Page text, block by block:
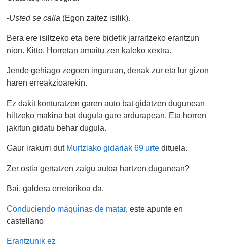
-Usted se calla (Egon zaitez isilik).
Bera ere isiltzeko eta bere bidetik jarraitzeko erantzun
nion. Kitto. Horretan amaitu zen kaleko xextra.
Jende gehiago zegoen inguruan, denak zur eta lur gizon
haren erreakzioarekin.
Ez dakit konturatzen garen auto bat gidatzen dugunean
hiltzeko makina bat dugula gure ardurapean. Eta horren
jakitun gidatu behar dugula.
Gaur irakurri dut Murtziako gidariak 69 urte dituela.
Zer ostia gertatzen zaigu autoa hartzen dugunean?
Bai, galdera erretorikoa da.
Conduciendo máquinas de matar, este apunte en
castellano
Erantzunik ez